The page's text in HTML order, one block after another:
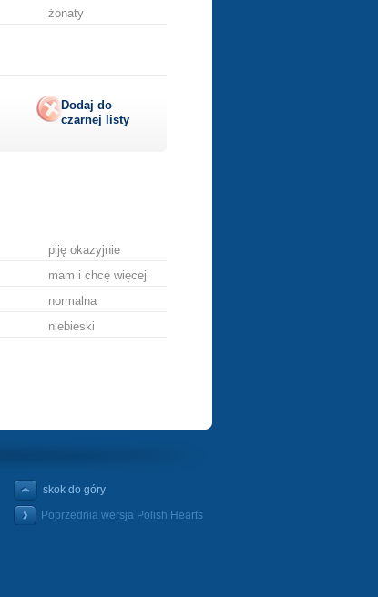
żonaty
Dodaj do
czarnej listy
piję okazyjnie
mam i chcę więcej
normalna
niebieski
skok do góry
Poprzednia wersja Polish Hearts